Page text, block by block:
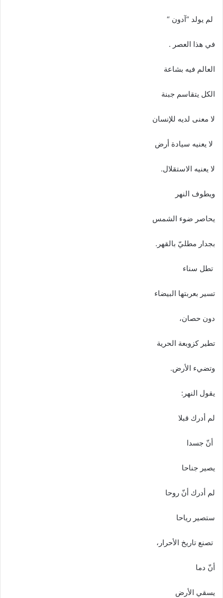
لم يولد “آدون “
في هذا العصر .
العالم فيه بشاعة
الكل يتقاسم جبنة
لا معنى لديه للإنسان
لا يعنيه سيادة أرض
لا يعنيه الاستقلال.
ويطوف النهر
يحاصر ضوء الشمس
بجدار مطليّ بالقهر.
تطل سناء
تسير بعربتها البيضاء
دون حصان،
تطير كزوبعة الحرية
وتضيء الأرض.
يقول النهر:
لم أدرك قبلا
أنّ جسدا
يصير جناحا
لم أدرك أنّ روحا
ستصير رياحا
تصنع تاريخ الأحرار،
أنّ دما
يسقي الأرض